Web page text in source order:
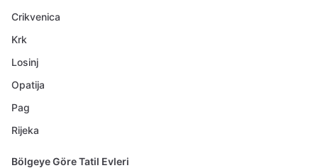
Crikvenica
Krk
Losinj
Opatija
Pag
Rijeka
Bölgeye Göre Tatil Evleri